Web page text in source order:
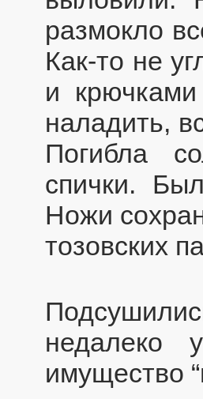
размокло
Как-то не
и
наладить,
Погибла
спички.
Ножи
тозовских
недалеко
имущество